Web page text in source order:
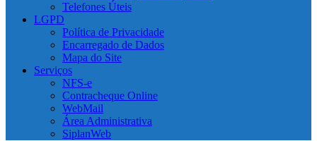
Telefones Úteis
LGPD
Política de Privacidade
Encarregado de Dados
Mapa do Site
Serviços
NFS-e
Contracheque Online
WebMail
Área Administrativa
SiplanWeb